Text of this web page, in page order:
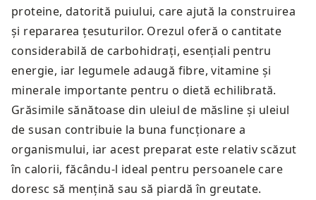
proteine, datorită puiului, care ajută la construirea
și repararea țesuturilor. Orezul oferă o cantitate
considerabilă de carbohidrați, esențiali pentru
energie, iar legumele adaugă fibre, vitamine și
minerale importante pentru o dietă echilibrată.
Grăsimile sănătoase din uleiul de măsline și uleiul
de susan contribuie la buna funcționare a
organismului, iar acest preparat este relativ scăzut
în calorii, făcându-l ideal pentru persoanele care
doresc să mențină sau să piardă în greutate.